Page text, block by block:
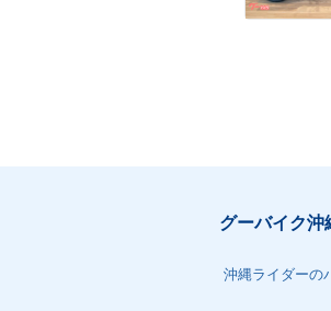
グーバイク沖
沖縄ライダーの